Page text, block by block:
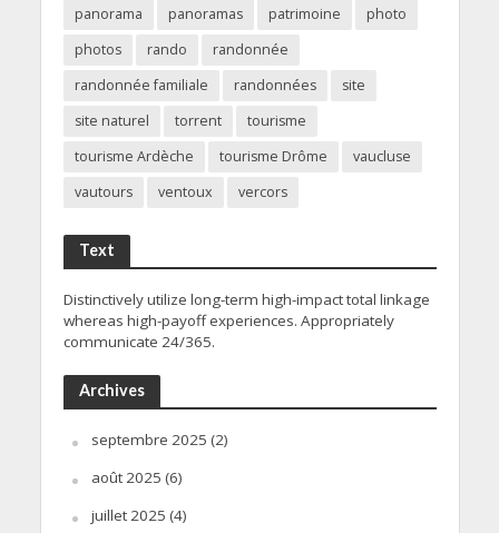
panorama
panoramas patrimoine
photo
photos
rando
randonnée
randonnée familiale
randonnées
site
site naturel
torrent
tourisme
tourisme Ardèche
tourisme Drôme
vaucluse
vautours
ventoux vercors
Text
Distinctively utilize long-term high-impact total linkage
whereas high-payoff experiences. Appropriately
communicate 24/365.
Archives
septembre 2025 (2)
août 2025 (6)
juillet 2025 (4)